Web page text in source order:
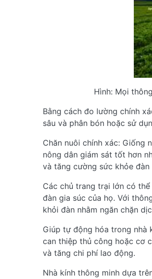
Hình: Mọi
Bằng cách đo lường chính
sâu và phân bón hoặc sử
Chăn nuôi chính xác: Giống
nông dân giám sát tốt hơn
và tăng cường sức khỏe đàn
Các chủ trang trại lớn có
đàn gia súc của họ. Với
khỏi đàn nhằm ngăn chặn
Giúp tự động hóa trong nhà
can thiệp thủ công hoặc cơ
và tăng chi phí lao động.
Nhà kính thông minh dựa